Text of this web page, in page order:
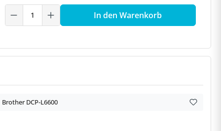
Produkt Anzahl: Gib den
In den Warenkorb
Brother DCP-L6600